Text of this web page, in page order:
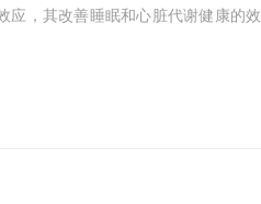
应，其改善睡眠和心脏代谢健康的效